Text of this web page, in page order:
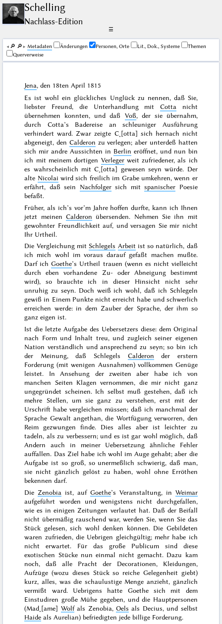
Schelling
Nachlass-Edition
☰
🔎︎ 🔎︎ Me­ta­da­ten Änderungen Personen, Orte Lit., Dok., Systeme
Themen
Querverweise
Jena, den 18ten April 1815
Es ist wohl ein glückliches Unglück zu nennen, daß Sie,
liebster Freund, die Unterhandlung mit Cotta nicht
übernehmen konnten, und daß Voß, der sie übernahm,
durch Cotta’s Badereise an schleuniger Ausführung
verhindert ward. Zwar zeigte C˖[otta] sich hernach nicht
abgeneigt, den Calderon zu verlegen; aber unterdeß hatten
sich mir andre Aussichten in Berlin eröffnet, und nun bin
ich mit meinem dortigen Verlegerweit zufriedener, als ich
es wahrscheinlich mitC˖[otta] gewesen seyn würde. Der
alte Nicolai wird sich freilich im Grabe umkehren, wenn er
erfährt, daß sein Nachfolgersich mitspanischer Poesie
befaßt.
Früher, als ich’s vor’m Jahre hoffen durfte, kann ich Ihnen
jetzt meinen Calderon übersenden. Nehmen Sie ihn mit
gewohnter Freundlichkeit auf, und versagen Sie mir nicht
Ihr Urtheil.
Die Vergleichung mitSchlegels Arbeit ist so natürlich, daß
ich mich wohl im voraus darauf gefaßt machen mußte.
Darf ichGoethe’s Urtheil trauen (wenn es nicht vielleicht
durch eben vorhandene Zu- oder Abneigung bestimmt
wird), so brauchte ich in dieser Hinsicht nicht sehr
unruhig zu seyn. Doch weiß ich wohl, daß ich Schlegeln
gewiß in Einem Punkte nicht erreicht habe und schwerlich
erreichen werde: in dem Zauber der Sprache, der ihm so
ganz eigen ist.
Ist die letzte Aufgabe des Uebersetzers diese: dem Original
nach Form und Inhalt treu, und zugleich seiner eigenen
Nation verständlich und ansprechend zu seyn; so bin ich
der Meinung, daß Schlegels Calderon der erstern
Forderung (mit wenigen Ausnahmen) vollkommen Genüge
leistet. In Ansehung der zweiten aber habe ich von
manchen Seiten Klagen vernommen, die mir nicht ganz
ungegründet scheinen. Ich selbst muß gestehen, daß ich
mehre Stellen, um sie ganz zu verstehen, erst mit der
Urschrift habe vergleichen müssen; daß ich manchmal der
Sprache Gewalt angethan, die Wortfügung verworren, den
Reim gezwungen finde. Dies alles aber ist leichter zu
tadeln, als zu verbessern; und es ist gar wohl möglich, daß
Andern auch in meiner Uebersetzung ähnliche Fehler
auffallen. Das Ziel habe ich wohl im Auge gehabt; aber die
Aufgabe ist so groß, so unermeßlich schwierig, daß man,
sie nicht gänzlich gelöst zu haben, wohl ohne Erröthen
bekennen darf.
Die Zenobia ist, auf Goethe’s Veranstaltung, in Weimar
aufgeführt worden und wenigstens nicht durchgefallen,
wie es in einigen Zeitungen verlautet hat. Daß der Beifall
nicht übermäßig rauschend war, werden Sie, wenn Sie das
Stück gelesen, sich wohl denken können. Die Gebildeten
waren zufrieden, die Uebrigen gleichgültig; mehr habe ich
nicht erwartet. Für das große Publicum sind diese
exotischen Stücke nun einmal nicht gemacht. Dazu kam
noch, daß alle Pracht der Decorationen, Kleidungen,
Aufzüge (wozu dieses Stück so reiche Gelegenheit giebt)
kurz, alles, was die schaulustige Menge anzieht, gänzlich
vermißt ward. Uebrigens hatte Goethe sich mit dem
Einstudiren große Mühe gegeben, und die Hauptpersonen
(Mad˖[ame] Wolfals Zenobia,Oels als Decius, und selbst
Haide als Aurelian) befriedigten jede billige Forderung.